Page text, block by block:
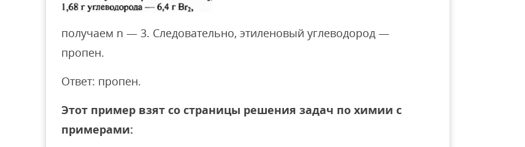
получаем n — 3. Следовательно, этиленовый углеводород —
пропен.
Ответ: пропен.
Этот пример взят со страницы решения задач по химии с
примерами: